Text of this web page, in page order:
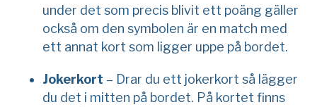
under det som precis blivit ett poäng gäller
också om den symbolen är en match med
ett annat kort som ligger uppe på bordet.
Jokerkort – Drar du ett jokerkort så lägger
du det i mitten på bordet. På kortet finns